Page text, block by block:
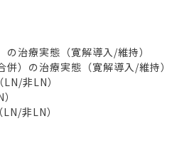
治療実態（寛解導入/維持）
）の治療実態（寛解導入/維持）
非LN）
非LN）